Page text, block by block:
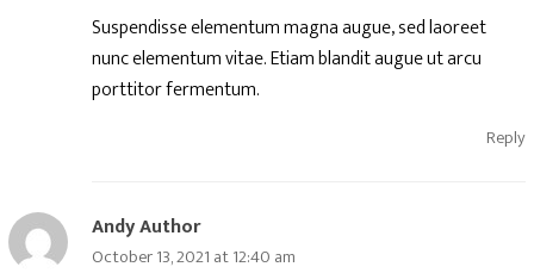
Suspendisse elementum magna augue, sed laoreet
nunc elementum vitae. Etiam blandit augue ut arcu
porttitor fermentum.
Reply
Andy Author
October 13, 2021 at 12:40 am